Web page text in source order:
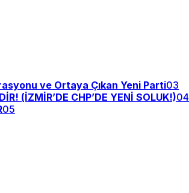
ve Ortaya Çıkan Yeni Parti03
(İZMİR’DE CHP’DE YENİ SOLUK!)04
05